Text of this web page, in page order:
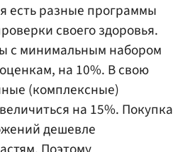
есть разные программы
своего здоровья.
с минимальным набором
на 10%. В свою
(комплексные)
на 15%. Покупка
дешевле